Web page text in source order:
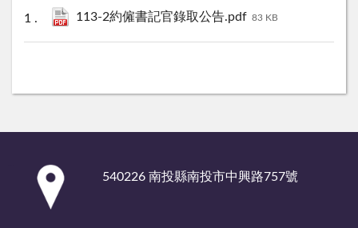
113-2約僱書記官錄取公告.pdf 83 KB
540226 南投縣南投市中興路757號